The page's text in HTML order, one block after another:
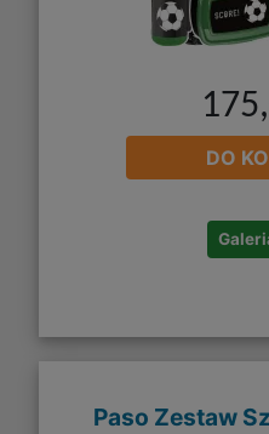
DO
Paso Zestaw